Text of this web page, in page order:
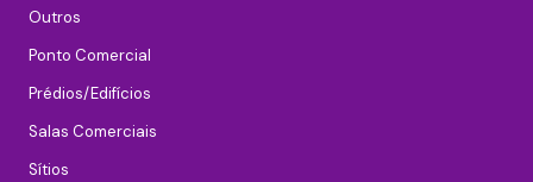
Outros
Ponto Comercial
Prédios/Edifícios
Salas Comerciais
Sítios